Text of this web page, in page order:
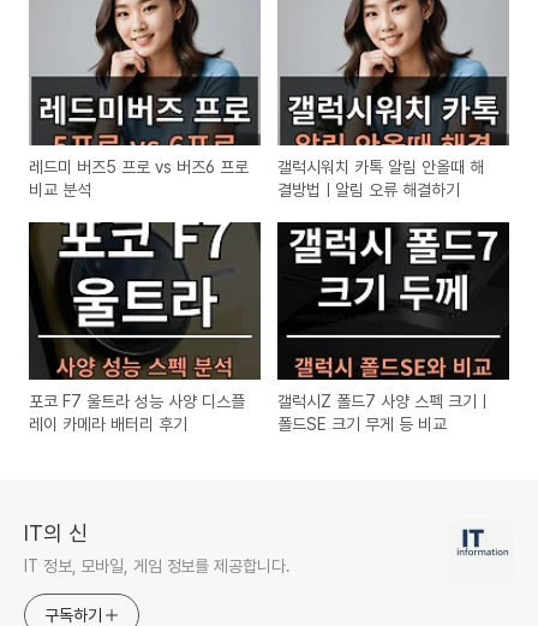
레드미 버즈5 프로 vs 버즈6 프로
비교 분석
갤럭시워치 카톡 알림 안올때 해
결방법ㅣ알림 오류 해결하기
포코 F7 울트라 성능 사양 디스플
레이 카메라 배터리 후기
갤럭시Z 폴드7 사양 스펙 크기ㅣ
폴드SE 크기 무게 등 비교
IT의 신
IT 정보, 모바일, 게임 정보를 제공합니다.
구독하기